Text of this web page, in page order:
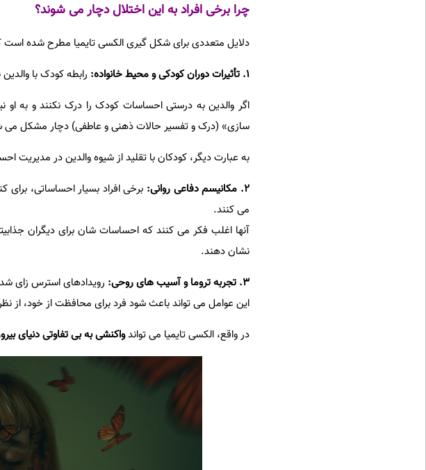
چرا برخی افراد به این اختلال دچار می شوند؟
دلایل متعددی برای شکل گیری الکسی تایمیا مطرح شده
۱. تأثیرات دوران کودکی و محیط خانواده:
رابطه کودک با
اگر والدین به درستی احساسات کودک را درک نکنند و به او
سازی» (درک و تفسیر حالات ذهنی و عاطفی) دچار مشکل می
به عبارت دیگر، کودکان با تقلید از شیوه والدین در مدیریت
۲. مکانیسم دفاعی روانی:
برخی افراد بسیار احساساتی،
می کنند.
آنها اغلب فکر می کنند که احساسات شان برای دیگران
نشان دهند.
۳. تجربه تروما و آسیب های روحی:
رویدادهای استرس زای
این عوامل می تواند باعث شود فرد برای محافظت از خود،
در واقع، الکسی تایمیا می تواندواکنشی به بی تفاوتی دنیای